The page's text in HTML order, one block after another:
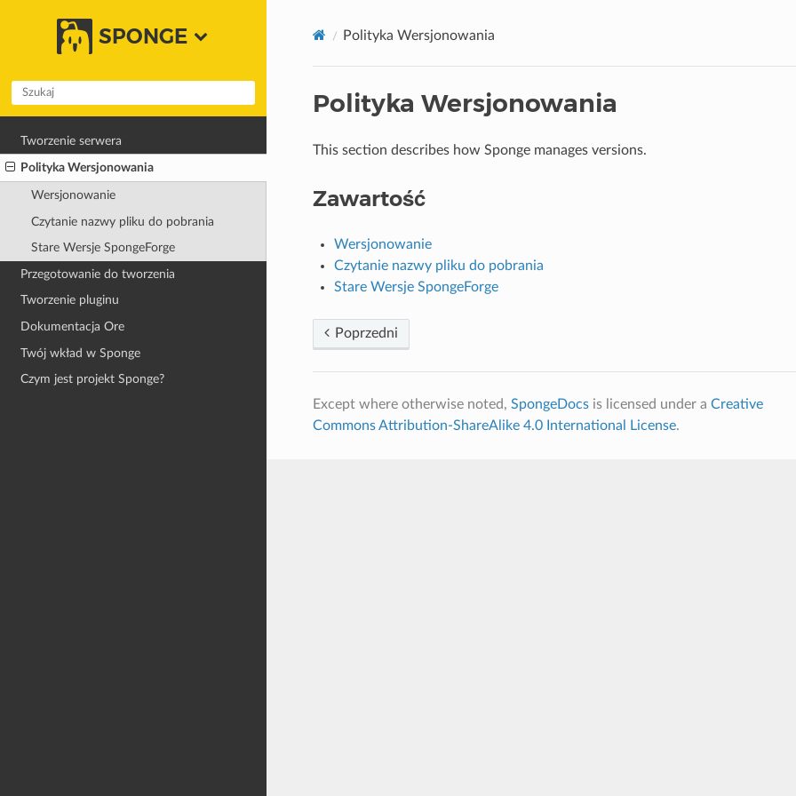
SPONGE
Tworzenie serwera
Polityka Wersjonowania
Wersjonowanie
Czytanie nazwy pliku do pobrania
Stare Wersje SpongeForge
Przegotowanie do tworzenia
Tworzenie pluginu
Dokumentacja Ore
Twój wkład w Sponge
Czym jest projekt Sponge?
Polityka Wersjonowania
Polityka Wersjonowania
This section describes how Sponge manages versions.
Zawartość
Wersjonowanie
Czytanie nazwy pliku do pobrania
Stare Wersje SpongeForge
Poprzedni
Except where otherwise noted, SpongeDocsis licensed under a Creative
Commons Attribution-ShareAlike 4.0 International License.